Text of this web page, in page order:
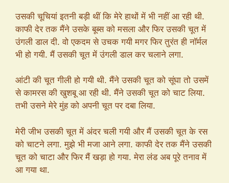
उसकी चूचियां इतनी बड़ी थीं कि मेरे हाथों में भी नहीं आ रही थी.
काफी देर तक मैंने उसके बूब्स को मसला और फिर उसकी चूत में
उंगली डाल दी. वो एकदम से उचक गयी मगर फिर तुरंत ही नॉर्मल
भी हो गयी. मैं उसकी चूत में उंगली डाल कर चलाने लगा.
आंटी की चूत गीली हो गयी थी. मैंने उसकी चूत को सूंघा तो उसमें
से कामरस की खुशबू आ रही थी. मैंने उसकी चूत को चाट लिया.
तभी उसने मेरे मुंह को अपनी चूत पर दबा लिया.
मेरी जीभ उसकी चूत में अंदर चली गयी और मैं उसकी चूत के रस
को चाटने लगा. मुझे भी मजा आने लगा. काफी देर तक मैंने उसकी
चूत को चाटा और फिर मैं खड़ा हो गया. मेरा लंड अब पूरे तनाव में
आ गया था.